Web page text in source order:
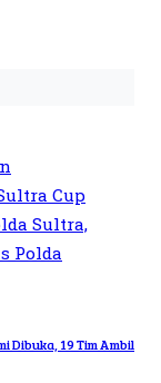
Dibuka, 19 Tim Ambil